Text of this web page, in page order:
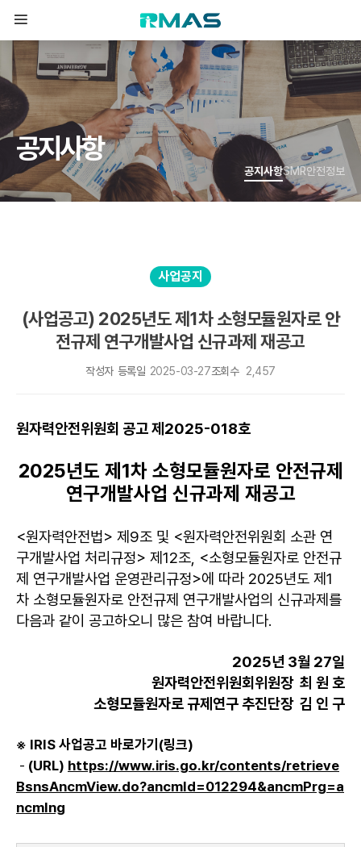
공지사항
공지사항SMR안전정보
사업공지
(사업공고) 2025년도 제1차 소형모듈원자로 안
전규제 연구개발사업 신규과제 재공고
작성자 등록일 2025-03-27조회수 2,457
원자력안전위원회 공고 제2025-018호
2025년도 제1차 소형모듈원자로 안전규제
연구개발사업 신규과제 재공고
<원자력안전법> 제9조 및 <원자력안전위원회 소관 연
구개발사업 처리규정> 제12조, <소형모듈원자로 안전규
제 연구개발사업 운영관리규정>에 따라 2025년도 제1
차 소형모듈원자로 안전규제 연구개발사업의 신규과제를
다음과 같이 공고하오니 많은 참여 바랍니다.
2025년 3월 27일
원자력안전위원회위원장 최 원 호
소형모듈원자로 규제연구 추진단장 김 인 구
※ IRIS 사업공고 바로가기(링크)
- (URL) https://www.iris.go.kr/contents/retrieve
BsnsAncmView.do?ancmId=012294&ancmPrg=a
ncmIng